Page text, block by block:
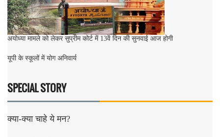
अयोध्या मामले को लेकर सुप्रीम कोर्ट में 13वें दिन की सुनवाई आज होगी
यूपी के स्कूलों में योग अनिवार्य
SPECIAL STORY
क्या-क्या चाहे ये मन?